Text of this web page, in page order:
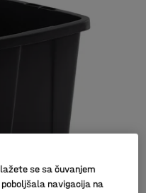
se sa čuvanjem
navigacija na